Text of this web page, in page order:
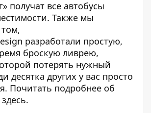
получат все автобусы
. Также мы
разработали простую,
броскую ливрею,
потерять нужный
десятка других у вас просто
Почитать подробнее об
здесь.